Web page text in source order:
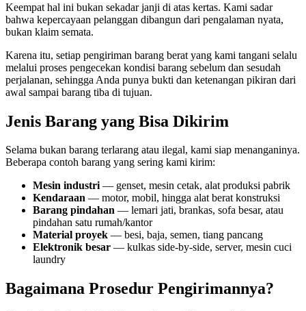
Keempat hal ini bukan sekadar janji di atas kertas. Kami sadar
bahwa kepercayaan pelanggan dibangun dari pengalaman nyata,
bukan klaim semata.
Karena itu, setiap pengiriman barang berat yang kami tangani selalu
melalui proses pengecekan kondisi barang sebelum dan sesudah
perjalanan, sehingga Anda punya bukti dan ketenangan pikiran dari
awal sampai barang tiba di tujuan.
Jenis Barang yang Bisa Dikirim
Selama bukan barang terlarang atau ilegal, kami siap menanganinya.
Beberapa contoh barang yang sering kami kirim:
Mesin industri— genset, mesin cetak, alat produksi pabrik
Kendaraan — motor, mobil, hingga alat berat konstruksi
Barang pindahan — lemari jati, brankas, sofa besar, atau
pindahan satu rumah/kantor
Material proyek — besi, baja, semen, tiang pancang
Elektronik besar — kulkas side-by-side, server, mesin cuci
laundry
Bagaimana Prosedur Pengirimannya?